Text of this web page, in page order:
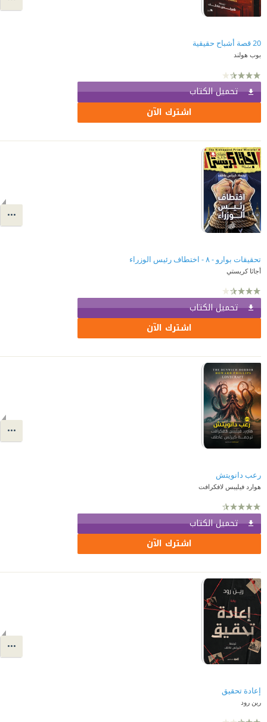
20 قصة أشباح حقيقية
بوب هولند
تحميل الكتاب
اشترك الآن
تحقيقات بوارو - ٨ - اختطاف رئيس الوزراء
أجاثا كريستي
تحميل الكتاب
اشترك الآن
رعب دانويتش
هوارد فيليبس لافكرافت
تحميل الكتاب
اشترك الآن
إعادة تحقيق
رين رود